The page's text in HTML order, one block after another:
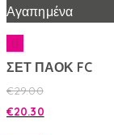
Αγαπημένα
ΣΕΤ ΠΑΟΚ FC
€29.00
€20.30